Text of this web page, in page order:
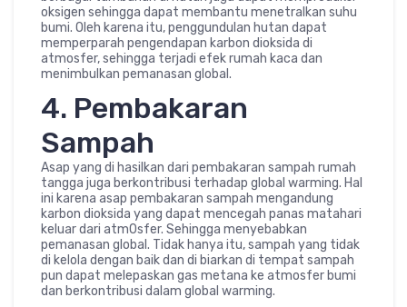
oksigen sehingga dapat membantu menetralkan suhu
bumi. Oleh karena itu, penggundulan hutan dapat
memperparah pengendapan karbon dioksida di
atmosfer, sehingga terjadi efek rumah kaca dan
menimbulkan pemanasan global.
4. Pembakaran
Sampah
Asap yang di hasilkan dari pembakaran sampah rumah
tangga juga berkontribusi terhadap global warming. Hal
ini karena asap pembakaran sampah mengandung
karbon dioksida yang dapat mencegah panas matahari
keluar dari atm0sfer. Sehingga menyebabkan
pemanasan global. Tidak hanya itu, sampah yang tidak
di kelola dengan baik dan di biarkan di tempat sampah
pun dapat melepaskan gas metana ke atmosfer bumi
dan berkontribusi dalam global warming.